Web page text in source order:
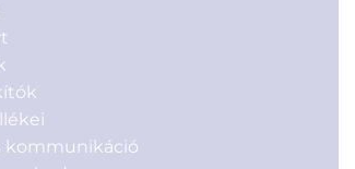
kommunikáció